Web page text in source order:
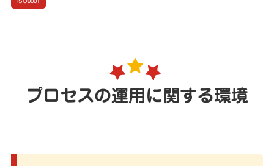
プロセスの運用に関する環境